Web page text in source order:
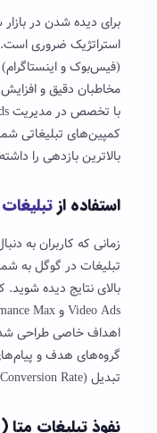
برای دیده شدن در بازار
استراتژیک ضروری است.
(فیس‌بوک و اینستاگرام)
مخاطبان دقیق و
کمپین‌های تبلیغاتی
بالاترین بازدهی را
استفاده از
زمانی که کاربران به
تبلیغات در گوگل به
اهداف خاصی طراحی
تبدیل (Conversion Rate) کمپین‌های شما را به حداکثر می‌رساند.